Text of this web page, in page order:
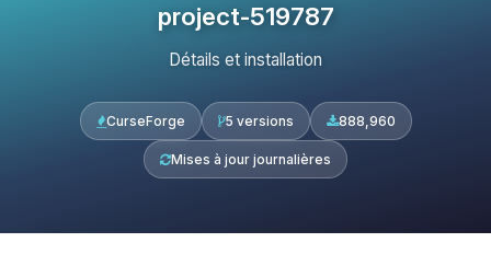
project-519787
Détails et installation
CurseForge 5 versions 888,960
Mises à jour journalières